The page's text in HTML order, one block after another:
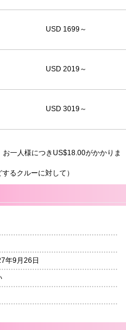
USD 1699～
USD 2019～
USD 3019～
一人様につきUS$18.00がかかりま
るクルーに対して）
年9月26日